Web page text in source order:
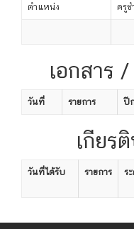
ตำแหน่ง ครู
เอกสาร
วันที่ รายการ ปี
เกียร
วันที่ได้รับ รายการ ร